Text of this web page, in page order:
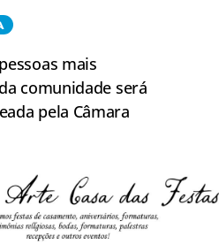
mais
comunidade será
pela Câmara